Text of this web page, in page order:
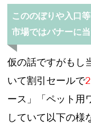
こののぼりや入口
市場ではバナーに当
仮の話ですがもし
いて割引セールで
ース」「ペット用
していて以下の様